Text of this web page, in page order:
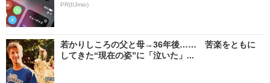
PR(IIJmio)
若かりしころの父と母→36年後…… 苦楽をともに
してきた“現在の姿”に「泣いた」...